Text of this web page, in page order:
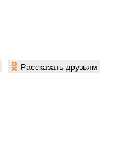
Рассказать друзьям